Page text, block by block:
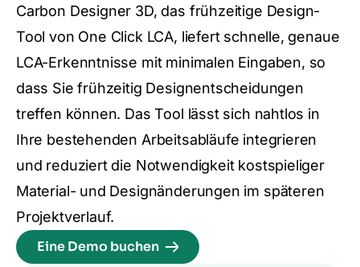
Carbon Designer 3D, das frühzeitige Design-
Tool von One Click LCA, liefert schnelle, genaue
LCA-Erkenntnisse mit minimalen Eingaben, so
dass Sie frühzeitig Designentscheidungen
treffen können. Das Tool lässt sich nahtlos in
Ihre bestehenden Arbeitsabläufe integrieren
und reduziert die Notwendigkeit kostspieliger
Material- und Designänderungen im späteren
Projektverlauf.
Eine Demo buchen